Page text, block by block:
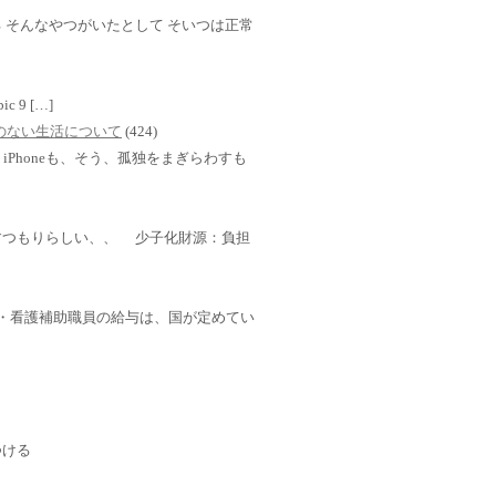
んなやつがいたとして そいつは正常
9 […]
ない生活について (424)
も、そう、孤独をまぎらわすも
つもりらしい、、 少子化財源：負担
看護補助職員の給与は、国が定めてい
る